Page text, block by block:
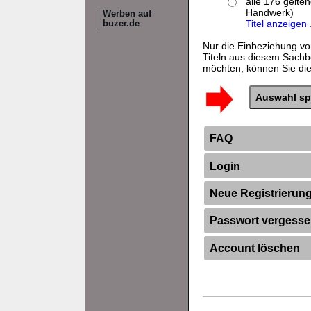
Werben auf
buzer.de
Handwerk)
Titel anzeigen
Nur die Einbeziehung
Titeln aus diesem
möchten, können Sie
FAQ
Login
Neue
Passwort
Account löschen